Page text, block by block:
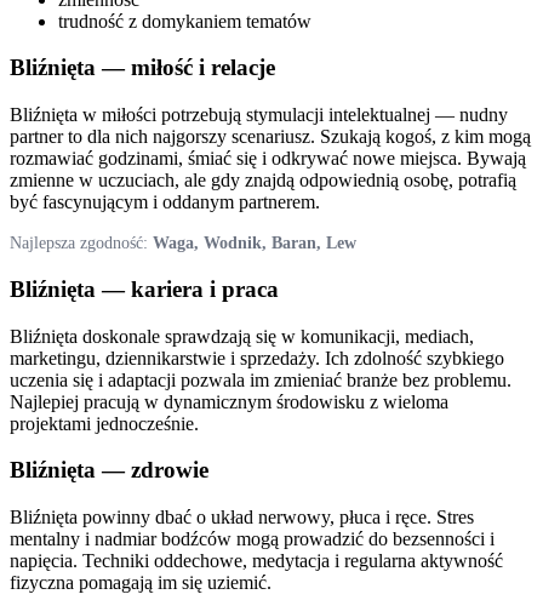
trudność z domykaniem tematów
Bliźnięta— miłość i relacje
Bliźnięta w miłości potrzebują stymulacji intelektualnej — nudny
partner to dla nich najgorszy scenariusz. Szukają kogoś, z kim mogą
rozmawiać godzinami, śmiać się i odkrywać nowe miejsca. Bywają
zmienne w uczuciach, ale gdy znajdą odpowiednią osobę, potrafią
być fascynującym i oddanym partnerem.
Najlepsza zgodność: Waga, Wodnik, Baran, Lew
Bliźnięta — kariera i praca
Bliźnięta doskonale sprawdzają się w komunikacji, mediach,
marketingu, dziennikarstwie i sprzedaży. Ich zdolność szybkiego
uczenia się i adaptacji pozwala im zmieniać branże bez problemu.
Najlepiej pracują w dynamicznym środowisku z wieloma
projektami jednocześnie.
Bliźnięta— zdrowie
Bliźnięta powinny dbać o układ nerwowy, płuca i ręce. Stres
mentalny i nadmiar bodźców mogą prowadzić do bezsenności i
napięcia. Techniki oddechowe, medytacja i regularna aktywność
fizyczna pomagają im się uziemić.